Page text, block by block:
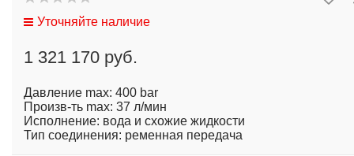
Уточняйте наличие
1 321 170 руб.
Давление max: 400 bar
Произв-ть max: 37 л/мин
Исполнение: вода и схожие жидкости
Тип соединения: ременная передача